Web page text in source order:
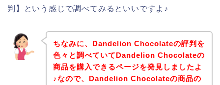
判】という感じで調べてみるといいですよ♪
ちなみに、Dandelion Chocolateの評判を
色々と調べていてDandelion Chocolateの
商品を購入できるページを発見しましたよ
♪なので、Dandelion Chocolateの商品の